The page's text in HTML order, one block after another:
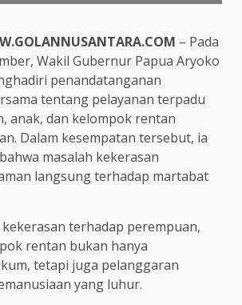
– Pada
Wakil Gubernur Papua Aryoko
penandatanganan
tentang pelayanan terpadu
anak, dan kelompok rentan
Dalam kesempatan tersebut, ia
masalah kekerasan
langsung terhadap martabat
terhadap perempuan,
rentan bukan hanya
tetapi juga pelanggaran
yang luhur.